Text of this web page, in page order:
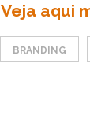
Veja aqui
BRANDING